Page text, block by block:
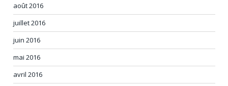
août 2016
juillet 2016
juin 2016
mai 2016
avril 2016